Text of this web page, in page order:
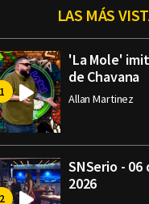
LAS MÁS
'La Mole'
de Chavana
Allan Martinez
SNSerio -
2026